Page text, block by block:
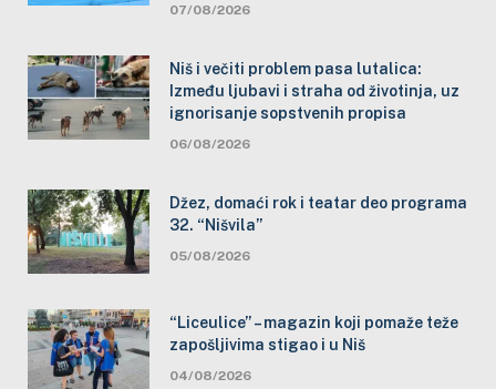
07/08/2026
Niš i večiti problem pasa lutalica:
Između ljubavi i straha od životinja, uz
ignorisanje sopstvenih propisa
06/08/2026
Džez, domaći rok i teatar deo programa
32. “Nišvila”
05/08/2026
“Liceulice” – magazin koji pomaže teže
zapošljivima stigao i u Niš
04/08/2026